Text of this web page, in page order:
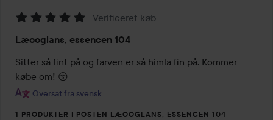
5
ud
af
5
Verificeret køb
Læooglans, essencen 104
Sitter så fint på og farven er så himla fin på. Kommer
købe om! 😚
Oversat fra svensk
1 PRODUKTER I POSTEN LÆOOGLANS, ESSENCEN 104